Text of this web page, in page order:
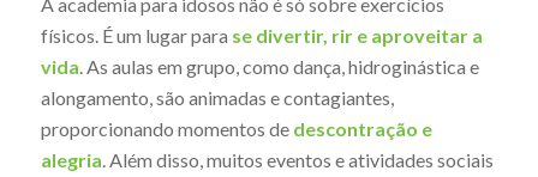
físicos. É um lugar para se divertir, rir e aproveitar a
vida. As aulas em grupo, como dança, hidroginástica e
alongamento, são animadas e contagiantes,
proporcionando momentos de descontração e
alegria. Além disso, muitos eventos e atividades sociais